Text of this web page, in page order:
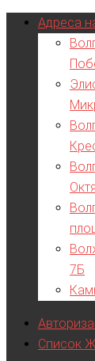
Адреса
7Б
Список